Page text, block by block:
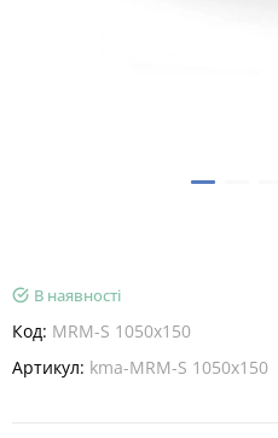
В наявності
Код: MRM-S 1050x150
Артикул: kma-MRM-S 1050x150